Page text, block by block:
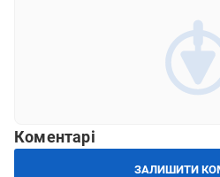
Коментарі
ЗАЛИШИТИ